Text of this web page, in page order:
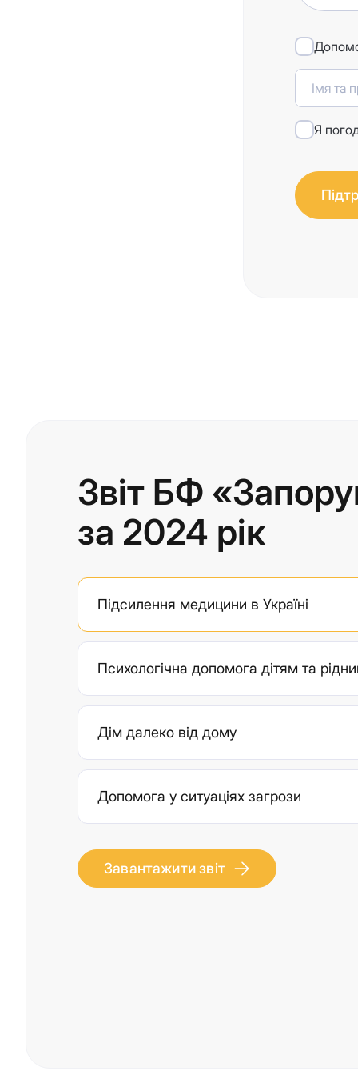
Я
Звіт БФ
за 2024 рік
Підсилення медицини в Україні
Психологічна допомога дітям та
Дім далеко від дому
Допомога у ситуаціях загрози
Завантажити звіт